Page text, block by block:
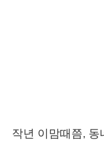
작년 이맘때쯤,